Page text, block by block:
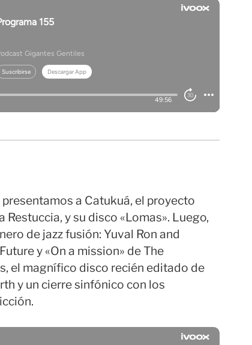
a Catukuá, el proyecto
y su disco «Lomas». Luego,
de jazz fusión: Yuval Ron and
y «On a mission» de The
el magnífico disco recién editado de
y un cierre sinfónico con los